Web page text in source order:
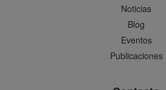
Noticias
Blog
Eventos
Publicaciones